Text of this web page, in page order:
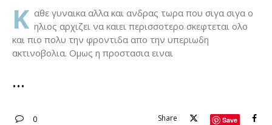
Κ αθε γυναικα αλλα και ανδρας τωρα που σιγα σιγα ο
ηλιος αρχιζει να καιει περισσοτερο σκεφτεται ολο
και πιο πολυ την φροντιδα απο την υπεριωδη
ακτινοβολια. Ομως η προστασια ειναι
0 Share Save